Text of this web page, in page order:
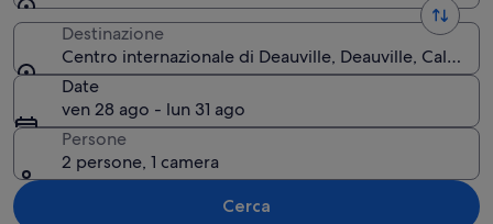
Destinazione
Centro internazionale di Deauville, Deauville,
Date
ven 28 ago - lun 31 ago
Persone
2 persone, 1 camera
Cerca